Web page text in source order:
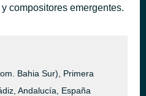
compositores emergentes.
Bahia Sur), Primera
Andalucía, España